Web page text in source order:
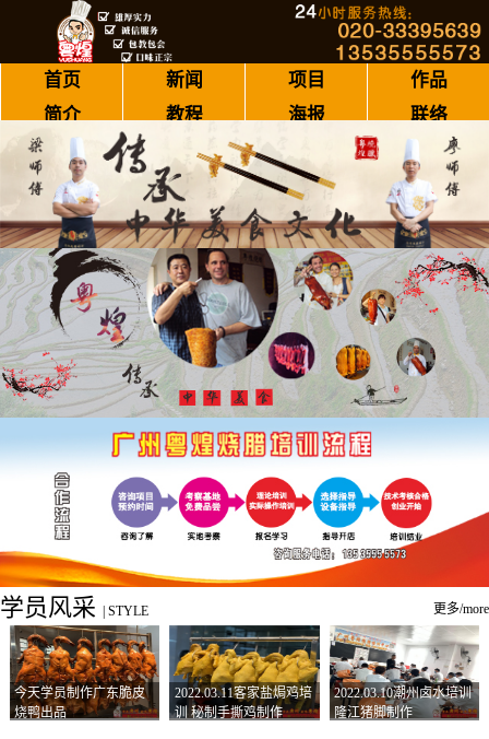
首页 新闻 项目
作品
简介
教程 海报 联络
学员风采 STYLE 更多/more
今天学员制作广东脆皮
烧鸭出品
2022.03.11客家盐焗鸡培
训 秘制手撕鸡制作
2022.03.10潮州卤水培训
隆江猪脚制作